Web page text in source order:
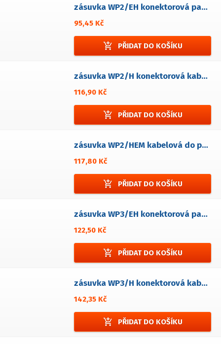
zásuvka WP2/EH konektorová panelová
95,45 Kč
add_shopping_cart PŘIDAT DO KOŠÍKU
zásuvka WP2/H konektorová kabelová
116,90 Kč
add_shopping_cart PŘIDAT DO KOŠÍKU
zásuvka WP2/HEM kabelová do panelové zástrčky
117,80 Kč
add_shopping_cart PŘIDAT DO KOŠÍKU
zásuvka WP3/EH konektorová panelová
122,50 Kč
add_shopping_cart PŘIDAT DO KOŠÍKU
zásuvka WP3/H konektorová kabelová
142,35 Kč
add_shopping_cart PŘIDAT DO KOŠÍKU